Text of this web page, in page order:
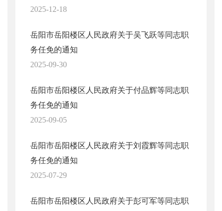
2025-12-18
岳阳市岳阳楼区人民政府关于吴飞跃等同志职
务任免的通知
2025-09-30
岳阳市岳阳楼区人民政府关于付品辉等同志职
务任免的通知
2025-09-05
岳阳市岳阳楼区人民政府关于刘霞辉等同志职
务任免的通知
2025-07-29
岳阳市岳阳楼区人民政府关于彭可军等同志职